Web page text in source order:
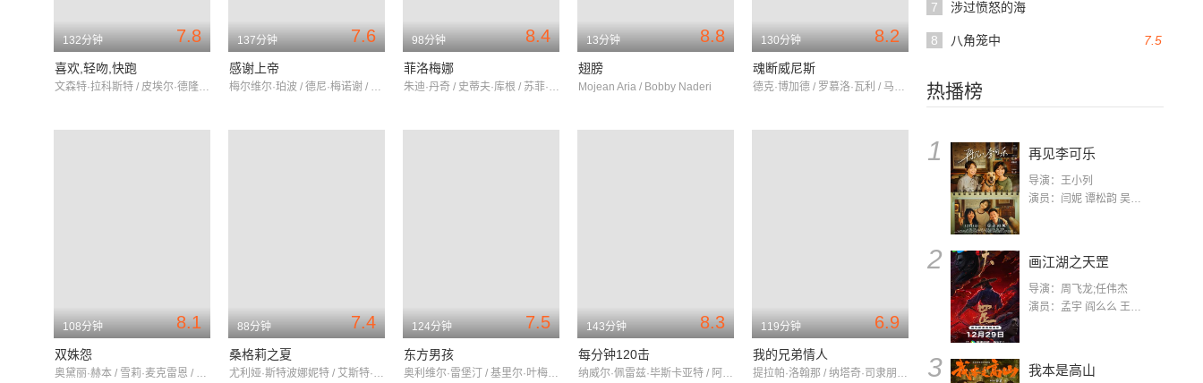
7 涉过愤怒的海
7.5
8 八角笼中
热播榜
1 再见李可乐
导演：王小列
演员：闫妮 谭松韵 吴京 蒋龙 赵小棠 冯雷 李虎城 平安 小七 小可乐
2 画江湖之天罡
导演：周飞龙;任伟杰
演员：孟宇 阎么么 王凯 郭政建 阎萌萌 杨默 高枫 齐斯伽 刘芊含 马程
3 我本是高山
7.8
132分钟
喜欢,轻吻,快跑
文森特·拉科斯特 / 皮埃尔·德隆尚 / 德尼·波达利德斯
7.6
137分钟
感谢上帝
梅尔维尔·珀波 / 德尼·梅诺谢 / 斯万·阿劳德
8.4
98分钟
菲洛梅娜
朱迪·丹奇 / 史蒂夫·库根 / 苏菲·肯尼迪·克拉克
8.8
13分钟
翅膀
Mojean Aria / Bobby Naderi
8.2
130分钟
魂断威尼斯
德克·博加德 / 罗慕洛·瓦利 / 马克·伯恩斯
8.1
108分钟
双姝怨
奥黛丽·赫本 / 雪莉·麦克雷恩 / 詹姆斯·加纳
7.4
88分钟
桑格莉之夏
尤利娅·斯特波娜妮特 / 艾斯特·蒂奇 / 朱拉特·索蒂特
7.5
124分钟
东方男孩
奥利维尔·雷堡汀 / 基里尔·叶梅利亚诺夫 / 丹尼尔·沃罗比耶夫
8.3
143分钟
每分钟120击
纳威尔·佩雷兹·毕斯卡亚特 / 阿诺德·瓦卢瓦 / 阿黛拉·哈内尔
6.9
119分钟
我的兄弟情人
提拉帕·洛翰那 / 纳塔奇·司隶朋通 / 威扎瓦·韬翰卢